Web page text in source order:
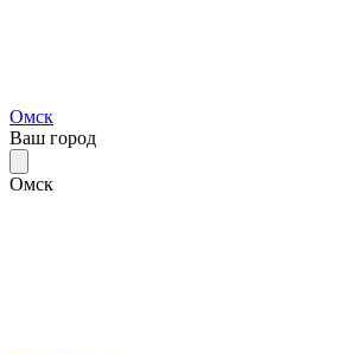
Омск
Ваш город
Омск